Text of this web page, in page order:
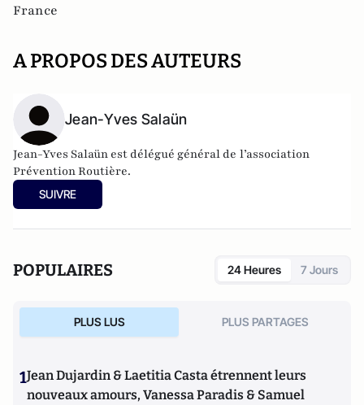
France
A PROPOS DES AUTEURS
Jean-Yves Salaün
Jean-Yves Salaün est délégué général de l’association
Prévention Routière.
SUIVRE
POPULAIRES 24 Heures 7 Jours
PLUS LUS PLUS PARTAGES
1Jean Dujardin & Laetitia Casta étrennent leurs
nouveaux amours, Vanessa Paradis & Samuel